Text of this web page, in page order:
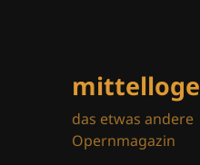
das etwas andere
Opernmagazin